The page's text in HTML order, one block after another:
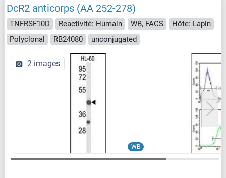
DcR2 anticorps (AA 252-278)
TNFRSF10D Reactivité: Humain WB, FACS
Hôte: Lapin
Polyclonal
RB24080 unconjugated
WB
2 images